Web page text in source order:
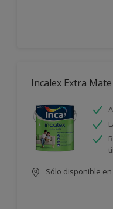
Incalex Extra Mate
Sólo disponible